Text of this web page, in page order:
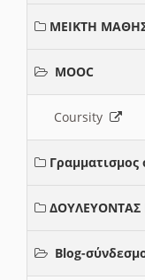
ΜΕΙΚΤΗ
MOOC
Coursity
ΔΟΥΛΕΥΟΝΤΑΣ
Blog-